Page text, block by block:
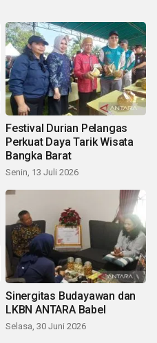
Festival Durian Pelangas
Perkuat Daya Tarik Wisata
Bangka Barat
Senin, 13 Juli 2026
Sinergitas Budayawan dan
LKBN ANTARA Babel
Selasa, 30 Juni 2026